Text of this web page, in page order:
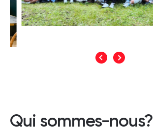
Qui sommes-nous?